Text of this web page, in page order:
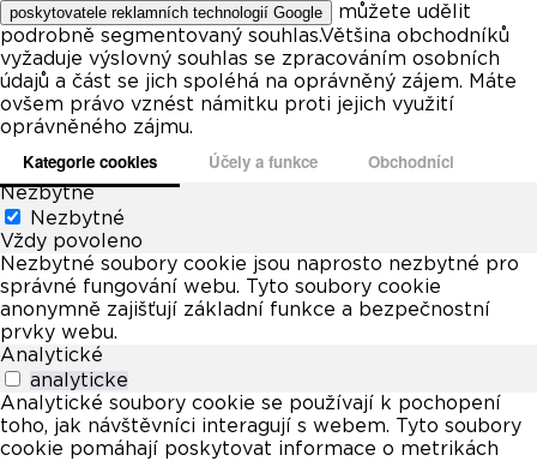
poskytovatele reklamních technologií Google
můžete udělit
podrobně segmentovaný souhlas.Většina obchodníků
vyžaduje výslovný souhlas se zpracováním osobních
údajů a část se jich spoléhá na oprávněný zájem. Máte
ovšem právo vznést námitku proti jejich využití
oprávněného zájmu.
Kategorie cookies Účely a funkce Obchodníci
Nezbytné
Nezbytné
Vždy povoleno
Nezbytné soubory cookie jsou naprosto nezbytné pro
správné fungování webu. Tyto soubory cookie
anonymně zajišťují základní funkce a bezpečnostní
prvky webu.
Analytické
analyticke
Analytické soubory cookie se používají k pochopení
toho, jak návštěvníci interagují s webem. Tyto soubory
cookie pomáhají poskytovat informace o metrikách